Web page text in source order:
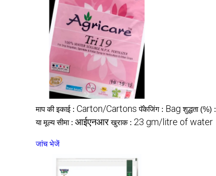
माप की इकाई : Carton/Cartons पॅकेजिंग : Bag शुद्धता (%) :
या मूल्य सीमा : आईएनआर खुराक : 23 gm/litre of water
जांच भेजें